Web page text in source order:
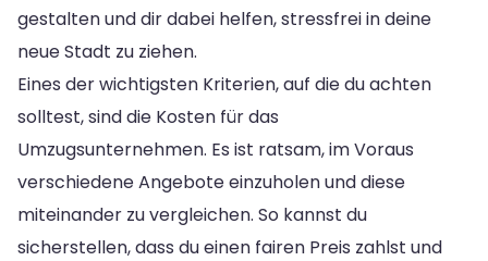
gestalten und dir dabei helfen, stressfrei in deine
neue Stadt zu ziehen.
Eines der wichtigsten Kriterien, auf die du achten
solltest, sind die Kosten für das
Umzugsunternehmen. Es ist ratsam, im Voraus
verschiedene Angebote einzuholen und diese
miteinander zu vergleichen. So kannst du
sicherstellen, dass du einen fairen Preis zahlst und